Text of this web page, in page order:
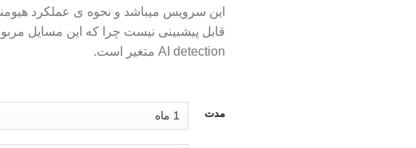
این سرویس میباشد و نحوه ی عملکرد
قابل پیشبینی نیست چرا که این مسایل
AI detection متغیر است.
مدت